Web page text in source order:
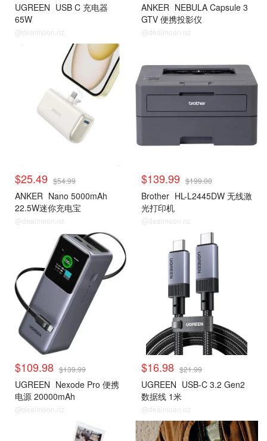
UGREEN USB C 充电器
65W
@dealmoon.nz
ANKER NEBULA Capsule 3
GTV 便携投影仪
@dealmoon.nz
$25.49 $54.99
ANKER Nano 5000mAh
22.5W迷你充电宝
@dealmoon.nz
$139.99 $199.00
Brother HL-L2445DW 无线激
光打印机
@dealmoon.nz
$109.98 $139.99
UGREEN Nexode Pro 便携
电源 20000mAh
@dealmoon.nz
$16.98 $21.99
UGREEN USB-C 3.2 Gen2
数据线 1米
@dealmoon.nz